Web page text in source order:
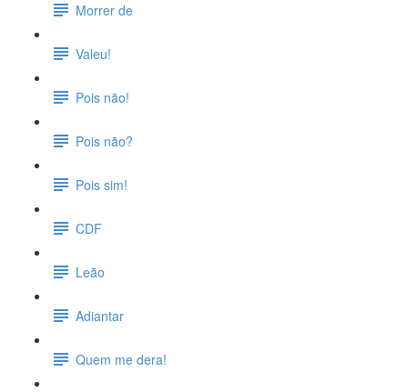
Morrer de
Valeu!
Pois não!
Pois não?
Pois sim!
CDF
Leão
Adiantar
Quem me dera!